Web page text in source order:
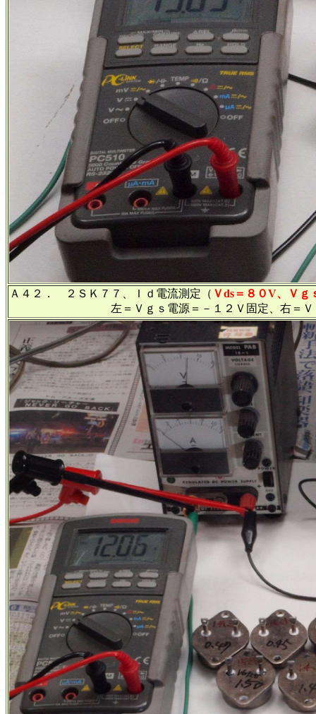
Ａ４２． ２ＳＫ７７、Ｉｄ電流測定（ Ｖds＝８０V、Ｖｇ
左＝Ｖｇｓ電源＝－１２Ｖ固定、右＝Ｖｄｓ電